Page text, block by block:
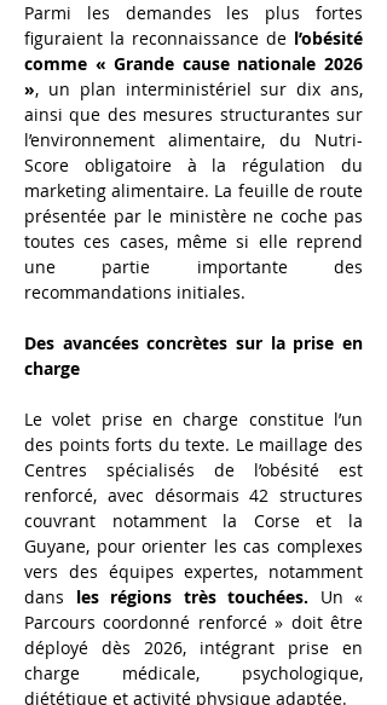
Parmi les demandes les plus fortes
figuraient la reconnaissance de l’obésité
comme « Grande cause nationale 2026
», un plan interministériel sur dix ans,
ainsi que des mesures structurantes sur
l’environnement alimentaire, du Nutri-
Score obligatoire à la régulation du
marketing alimentaire. La feuille de route
présentée par le ministère ne coche pas
toutes ces cases, même si elle reprend
une partie importante des
recommandations initiales.
Des avancées concrètes sur la prise en
charge
Le volet prise en charge constitue l’un
des points forts du texte. Le maillage des
Centres spécialisés de l’obésité est
renforcé, avec désormais 42 structures
couvrant notamment la Corse et la
Guyane, pour orienter les cas complexes
vers des équipes expertes, notamment
dans les régions très touchées. Un «
Parcours coordonné renforcé » doit être
déployé dès 2026, intégrant prise en
charge médicale, psychologique,
diététique et activité physique adaptée.